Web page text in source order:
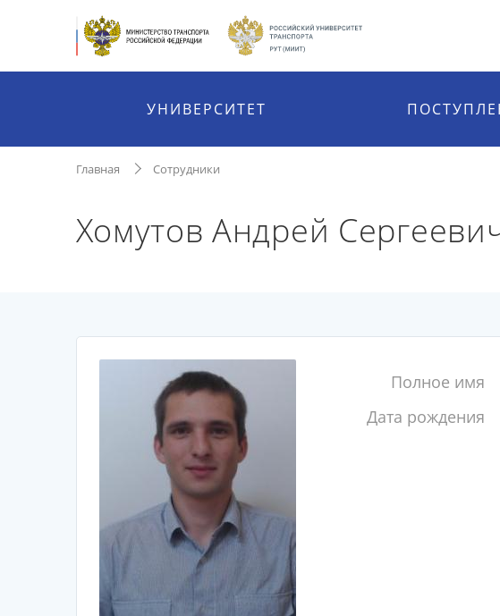
УНИВЕРСИТЕТ
Главная Сотрудники
Хомутов Андрей
Полное имя
Дата рождения